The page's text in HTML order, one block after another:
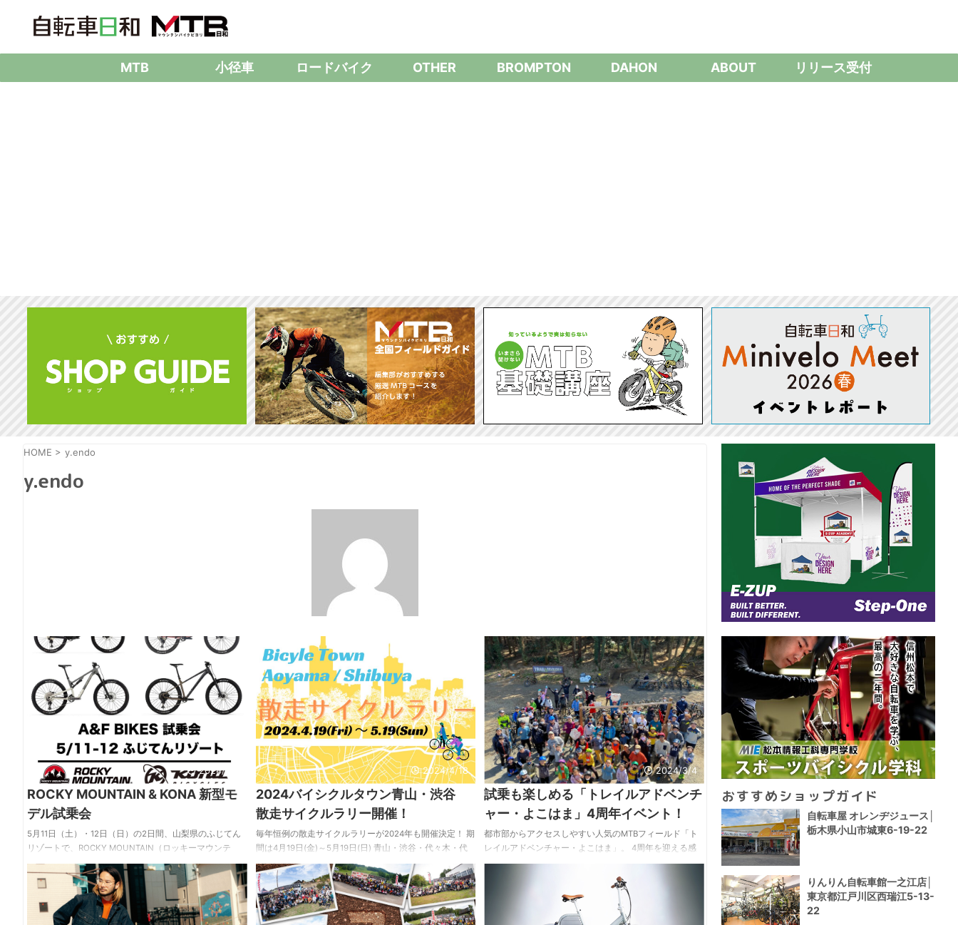
MTB 小径車 ロードバイク OTHER BROMPTON DAHON ABOUT リリース受付
HOME > y.endo
y.endo
2024/5/8
ROCKY MOUNTAIN & KONA 新型モ
デル試乗会
5月11日（土）・12日（日）の2日間、山梨県のふじてん
リゾートで、ROCKY MOUNTAIN（ロッキーマウンテ
ン）と KONA（コナ）の新型モデル試乗会が開催されま
す。 当日は、ふじてんのコースデザインや造成をおこな
う、ロッキーマウンテンのライダー・高橋大喜さんと一
緒にライドができる時間もあるとか！ （5/11・12の両
日、1回ずつ予定。人数限定の予約制で、開催時間・予約
2024/4/18
2024バイシクルタウン青山・渋谷
散走サイクルラリー開催！
毎年恒例の散走サイクルラリーが2024年も開催決定！ 期
間は4月19日(金)～5月19日(日) 青山・渋谷・代々木・代
官山周辺の自転車店や施設、5月5日の「自転車の日」(こ
どもの日)に開催される「サイクルドリームフェスタ」を
自転車でまわり、デジタルスタンプを10か所以上集める
とプレゼントがもらえる！（先着100名様） さらにアン
ケートに答えると、素敵な自転車グッズが当たる特別賞
2024/3/4
試乗も楽しめる「トレイルアドベンチ
ャー・よこはま」4周年イベント！
都市部からアクセスしやすい人気のMTBフィールド「ト
レイルアドベンチャー・よこはま」。 4周年を迎える感
謝イベント「トレイルアドベンチャーフェスティバル」
が、3月9日(土)・10日(日)に開催される。 新コースのお
披露目や、マウンテンバイク試乗会、親子クロスカント
リーリレーなど、コンテンツが盛りだくさん。 MTB初心
者でもチャレンジしやすいコースで、丸一日楽しく遊ぶ
おすすめショップガイド
自転車屋 オレンヂジュース│
栃木県小山市城東6-19-22
りんりん自転車館一之江店│
東京都江戸川区西瑞江5-13-
22